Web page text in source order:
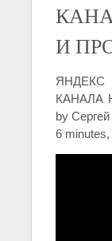
И
КАНАЛА
by
6